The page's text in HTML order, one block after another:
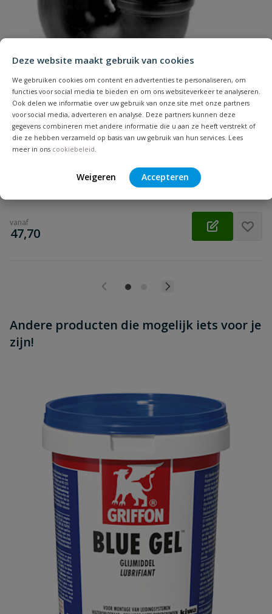
Deze website maakt gebruik van cookies
We gebruiken cookies om content en advertenties te personaliseren, om
functies voor social media te bieden en om ons websiteverkeer te analyseren.
Ook delen we informatie over uw gebruik van onze site met onze partners
voor social media, adverteren en analyse. Deze partners kunnen deze
gegevens combineren met andere informatie die u aan ze heeft verstrekt of
die ze hebben verzameld op basis van uw gebruik van hun services. Lees
meer in ons cookiebeleid
Weigeren Accepteren
Samenvatting
Beoordeling
Beoordeling versturen
PP sifon 110 mm
Aansluiting: manchet | Diameter: 110 mm | Kleur: zwart |
vanaf
€
47,70
Andere producten die mogelijk iets voor je
zijn!